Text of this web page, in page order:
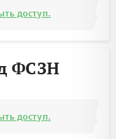
доступ.
ФСЗН
доступ.